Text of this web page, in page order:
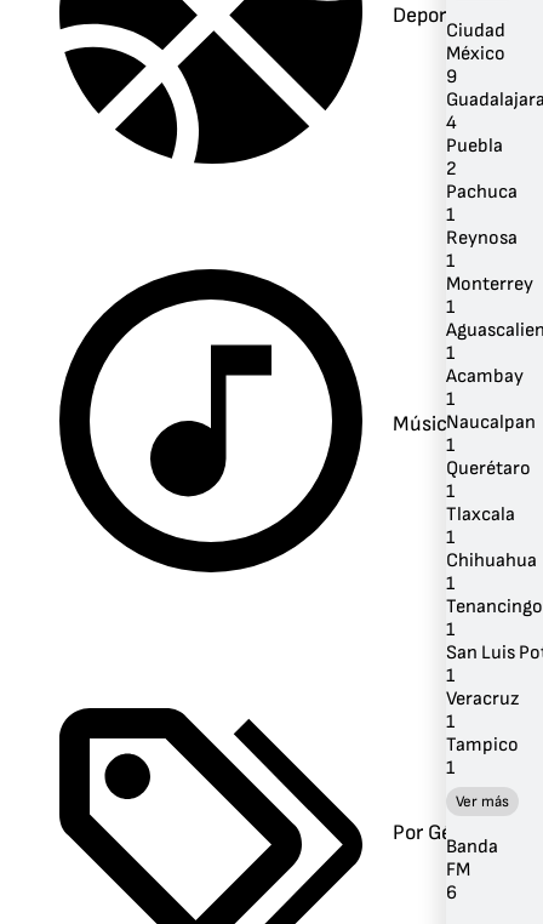
Deportes
Música
Por Género
Ciudad
México
9
4
Puebla
2
Pachuca
1
Reynosa
1
Monterrey
1
1
Acambay
1
Naucalpan
1
Querétaro
1
Tlaxcala
1
Chihuahua
1
1
San Luis
1
Veracruz
1
Tampico
1
Ver más
Banda
FM
6